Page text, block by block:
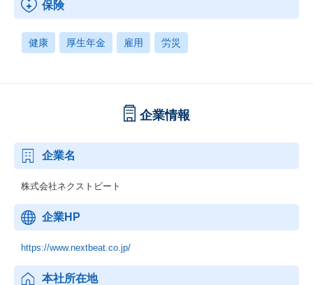
保険
健康 厚生年金 雇用 労災
企業情報
企業名
株式会社ネクストビート
企業HP
https://www.nextbeat.co.jp/
本社所在地